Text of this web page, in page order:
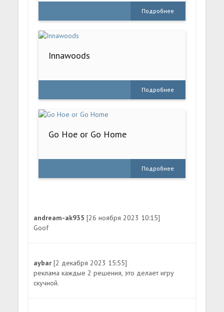
Подробнее
Innawoods
Подробнее
Go Hoe or Go Home
Подробнее
andream-ak935[26 ноября 2023 10:15]
Goof
aybar[2 декабря 2023 15:55]
реклама каждые 2 решения, это делает игру
скучной.